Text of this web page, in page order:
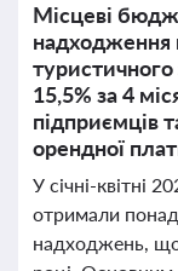
Місцеві
надходження
туристичного
15,5% за 4
підприємців
орендної
У січні-квітні
отримали
надходжень,